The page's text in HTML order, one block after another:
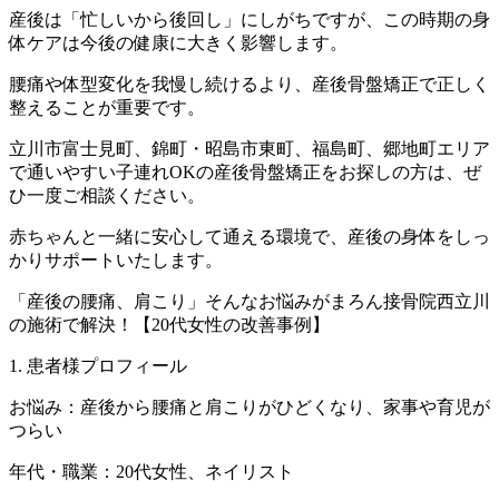
産後は「忙しいから後回し」にしがちですが、この時期の身
体ケアは今後の健康に大きく影響します。
腰痛や体型変化を我慢し続けるより、産後骨盤矯正で正しく
整えることが重要です。
立川市富士見町、錦町・昭島市東町、福島町、郷地町エリア
で通いやすい子連れOKの産後骨盤矯正をお探しの方は、ぜ
ひ一度ご相談ください。
赤ちゃんと一緒に安心して通える環境で、産後の身体をしっ
かりサポートいたします。
「産後の腰痛、肩こり」そんなお悩みがまろん接骨院西立川
の施術で解決！【20代女性の改善事例】
1. 患者様プロフィール
お悩み：産後から腰痛と肩こりがひどくなり、家事や育児が
つらい
年代・職業：20代女性、ネイリスト